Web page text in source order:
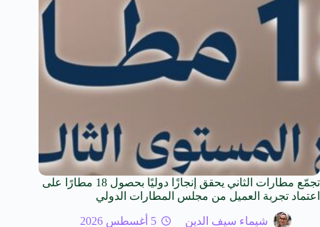
تجمّع مطارات الثاني يحقق إنجازًا دوليًا بحصول 18 مطارًا على
اعتماد تجربة العميل من مجلس المطارات الدولي
شيماء سيف الدين
5 أغسطس 2026